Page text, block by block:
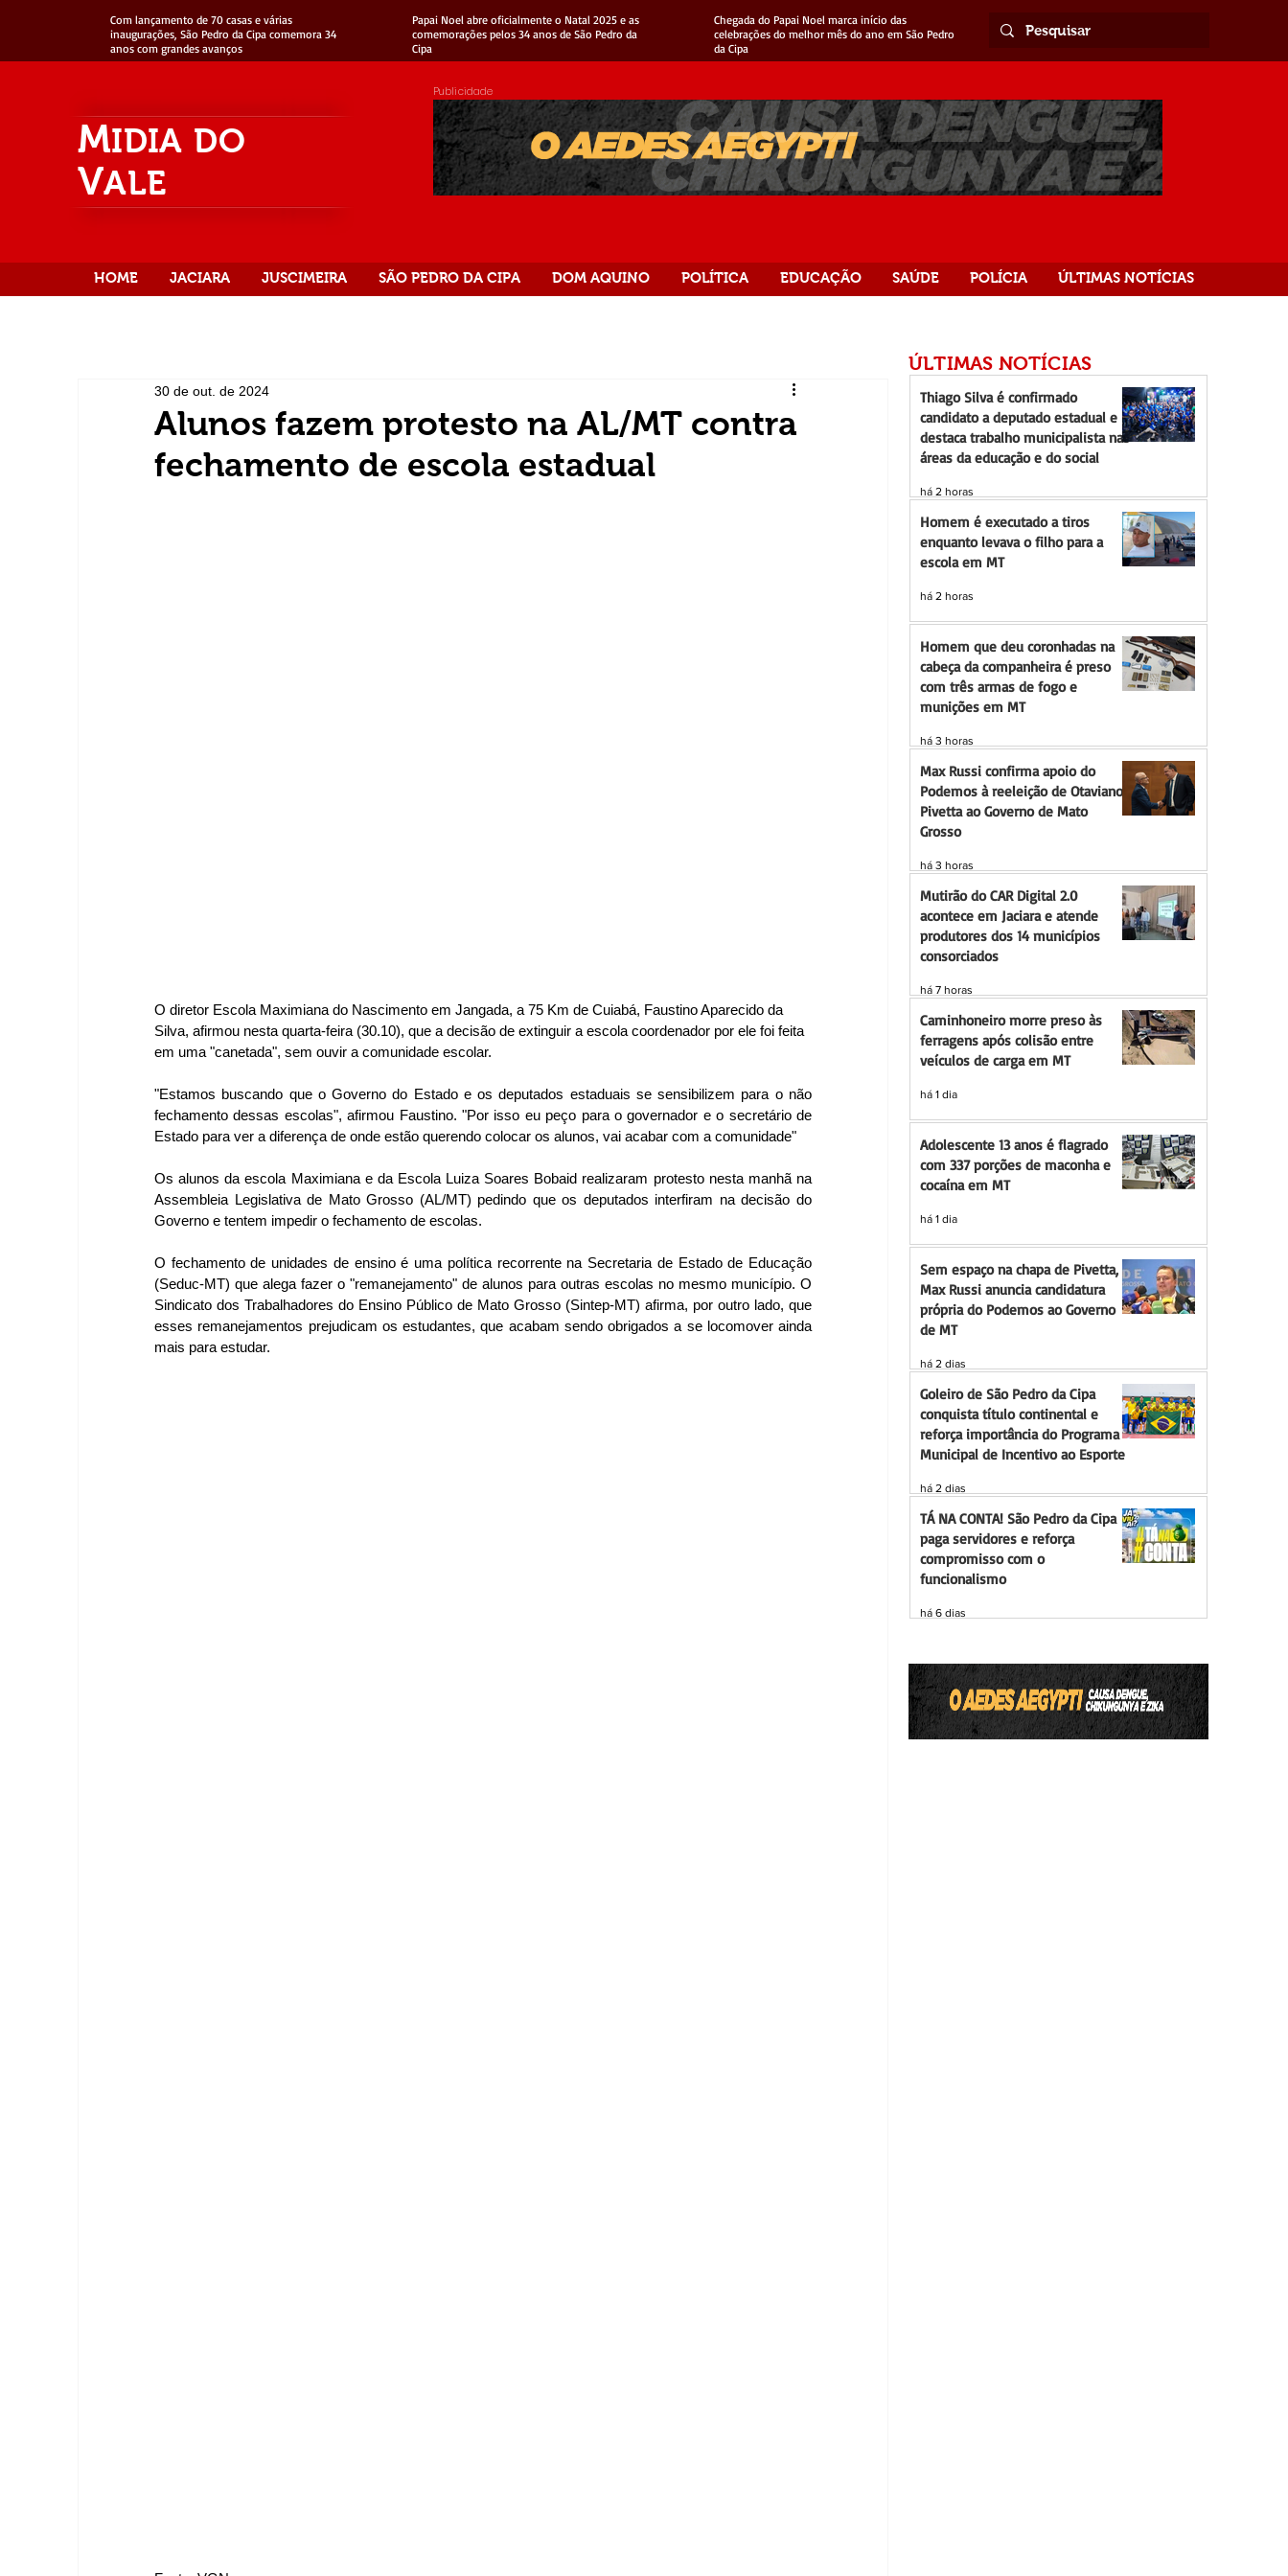
Com lançamento de 70 casas e várias
inaugurações, São Pedro da Cipa comemora 34
anos com grandes avanços
Papai Noel abre oficialmente o Natal 2025 e as
comemorações pelos 34 anos de São Pedro da
Cipa
Chegada do Papai Noel marca início das
celebrações do melhor mês do ano em São Pedro
da Cipa
MIDIA DO
VALE
Publicidade
HOME JACIARA JUSCIMEIRA SÃO PEDRO DA CIPA DOM AQUINO POLÍTICA EDUCAÇÃO SAÚDE POLÍCIA ÚLTIMAS NOTÍCIAS
Alunos fazem protesto na AL/MT contra
fechamento de escola estadual
30 de out. de 2024
O diretor Escola Maximiana do Nascimento em Jangada, a 75 Km de Cuiabá, Faustino Aparecido da
Silva, afirmou nesta quarta-feira (30.10), que a decisão de extinguir a escola coordenador por ele foi feita
em uma "canetada", sem ouvir a comunidade escolar.
"Estamos buscando que o Governo do Estado e os deputados estaduais se sensibilizem para o não
fechamento dessas escolas", afirmou Faustino. "Por isso eu peço para o governador e o secretário de
Estado para ver a diferença de onde estão querendo colocar os alunos, vai acabar com a comunidade"
Os alunos da escola Maximiana e da Escola Luiza Soares Bobaid realizaram protesto nesta manhã na
Assembleia Legislativa de Mato Grosso (AL/MT) pedindo que os deputados interfiram na decisão do
Governo e tentem impedir o fechamento de escolas.
O fechamento de unidades de ensino é uma política recorrente na Secretaria de Estado de Educação
(Seduc-MT) que alega fazer o "remanejamento" de alunos para outras escolas no mesmo município. O
Sindicato dos Trabalhadores do Ensino Público de Mato Grosso (Sintep-MT) afirma, por outro lado, que
esses remanejamentos prejudicam os estudantes, que acabam sendo obrigados a se locomover ainda
mais para estudar.
ÚLTIMAS NOTÍCIAS
Thiago Silva é confirmado
candidato a deputado estadual e
destaca trabalho municipalista nas
áreas da educação e do social
há 2 horas
Homem é executado a tiros
enquanto levava o filho para a
escola em MT
há 2 horas
Homem que deu coronhadas na
cabeça da companheira é preso
com três armas de fogo e
munições em MT
há 3 horas
Max Russi confirma apoio do
Podemos à reeleição de Otaviano
Pivetta ao Governo de Mato
Grosso
há 3 horas
Mutirão do CAR Digital 2.0
acontece em Jaciara e atende
produtores dos 14 municípios
consorciados
há 7 horas
Caminhoneiro morre preso às
ferragens após colisão entre
veículos de carga em MT
há 1 dia
Adolescente 13 anos é flagrado
com 337 porções de maconha e
cocaína em MT
há 1 dia
Sem espaço na chapa de Pivetta,
Max Russi anuncia candidatura
própria do Podemos ao Governo
de MT
há 2 dias
Goleiro de São Pedro da Cipa
conquista título continental e
reforça importância do Programa
Municipal de Incentivo ao Esporte
há 2 dias
TÁ NA CONTA! São Pedro da Cipa
paga servidores e reforça
compromisso com o
funcionalismo
há 6 dias